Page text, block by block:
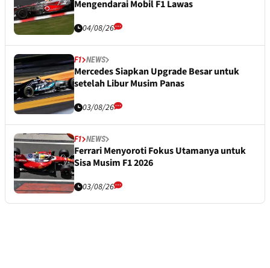
Mengendarai Mobil F1 Lawas
04/08/26
F1 NEWS
Mercedes Siapkan Upgrade Besar untuk
setelah Libur Musim Panas
03/08/26
F1 NEWS
Ferrari Menyoroti Fokus Utamanya untuk
Sisa Musim F1 2026
03/08/26